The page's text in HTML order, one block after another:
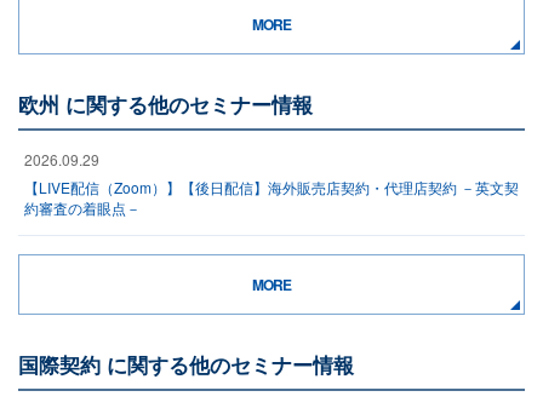
MORE
欧州 に関する他のセミナー情報
2026.09.29
【LIVE配信（Zoom）】【後日配信】海外販売店契約・代理店契約 －英文契
約審査の着眼点－
MORE
国際契約 に関する他のセミナー情報